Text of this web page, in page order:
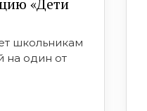
«Дети
школьникам
на один от